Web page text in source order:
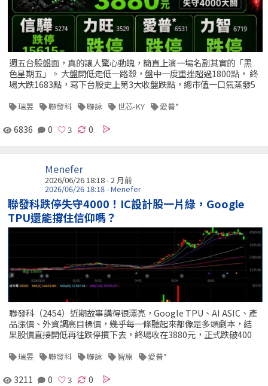
週五台股盤面，真的讓人驚心動魄，簡直上演一場名副其實的「黑
色星期五」。 大盤開低走低一路殺，盤中一度重挫超過1800點， 終
場大跌1683點，寫下台股史上第3大收盤跌點，總市值一口氣蒸發5
瑞昱 聯發科 聯詠 世芯-KY 愛普*
6836 0 0
Menefer
2026/06/26 18:18 - 2 月前
2026/06/26 18:18 - Menefer
聯發科跌停失守4000！IC設計股一片綠，Google
TPU還能撐住信仰嗎？
聯發科（2454）近期故事講得很漂亮，Google TPU、AI ASIC、產
品漲價、外資調高目標價，幾乎每一條聽起來都像是多頭劇本，結
果股價直接開低再往跌停摜下去，終場收在3880元，正式跌破400
瑞昱 聯發科 聯詠 智原 愛普*
3211 0 0